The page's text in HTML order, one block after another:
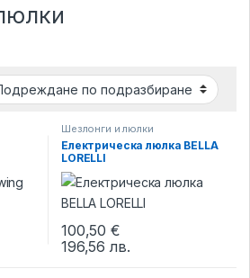
Шезлонги и люлки
Електрическа люлка BELLA
LORELLI
100,50€
196,56лв.
This product has multiple